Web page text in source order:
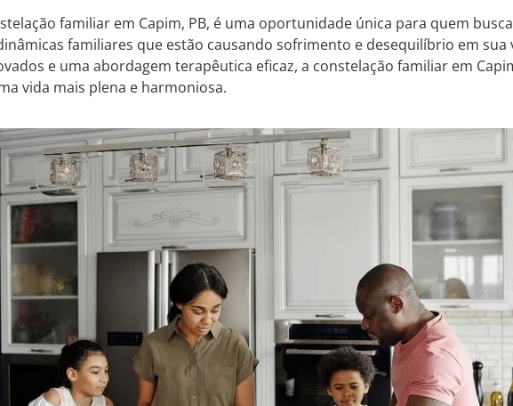
familiar em Capim, PB, é uma oportunidade única para quem
familiares que estão causando sofrimento e desequilíbrio em sua
e uma abordagem terapêutica eficaz, a constelação familiar em
vida mais plena e harmoniosa.